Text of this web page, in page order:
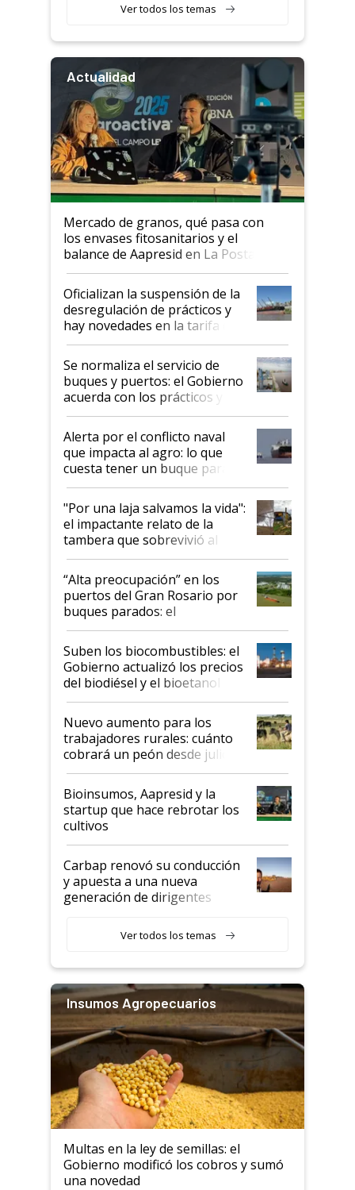
Ver todos los temas
Actualidad
Mercado de granos, qué pasa con
los envases fitosanitarios y el
balance de Aapresid en La Posta
Oficializan la suspensión de la
desregulación de prácticos y
hay novedades en la tarifa de
la hidrovía
Se normaliza el servicio de
buques y puertos: el Gobierno
acuerda con los prácticos y
suspende el decreto de
desregulación
Alerta por el conflicto naval
que impacta al agro: lo que
cuesta tener un buque parado
y el peligro de que Argentina
pase a ser "país sucio"
"Por una laja salvamos la vida":
el impactante relato de la
tambera que sobrevivió al
tornado
“Alta preocupación” en los
puertos del Gran Rosario por
buques parados: el
funcionamiento de las
exportadoras en tensión tras
la medida de fuerza de los
prácticos
Suben los biocombustibles: el
Gobierno actualizó los precios
del biodiésel y el bioetanol
Nuevo aumento para los
trabajadores rurales: cuánto
cobrará un peón desde julio
Bioinsumos, Aapresid y la
startup que hace rebrotar los
cultivos
Carbap renovó su conducción
y apuesta a una nueva
generación de dirigentes
Ver todos los temas
Insumos Agropecuarios
Multas en la ley de semillas: el
Gobierno modificó los cobros y sumó
una novedad